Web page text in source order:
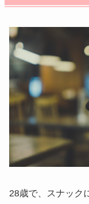
28歳で、スナック